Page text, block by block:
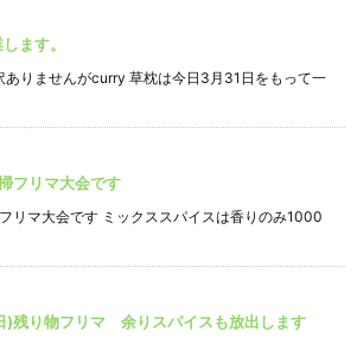
ます。
ありませんがcurry 草枕は今日3月31日をもって一
フリマ大会です
リマ大会です ミックススパイスは香りのみ1000
)残り物フリマ 余りスパイスも放出します